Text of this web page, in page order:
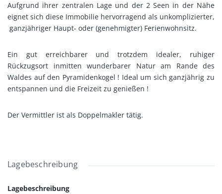
Aufgrund ihrer zentralen Lage und der 2 Seen in der Nähe
eignet sich diese Immobilie hervorragend als unkomplizierter,
ganzjähriger Haupt- oder (genehmigter) Ferienwohnsitz.
Ein gut erreichbarer und trotzdem idealer, ruhiger
Rückzugsort inmitten wunderbarer Natur am Rande des
Waldes auf den Pyramidenkogel ! Ideal um sich ganzjährig zu
entspannen und die Freizeit zu genießen !
Der Vermittler ist als Doppelmakler tätig.
Lagebeschreibung
Lagebeschreibung